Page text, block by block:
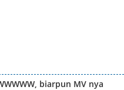
biarpun MV nya